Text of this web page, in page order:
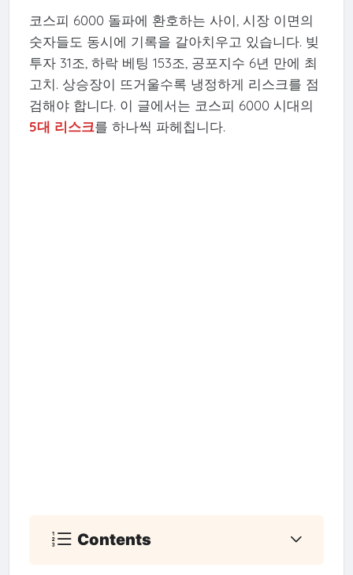
코스피 6000 돌파에 환호하는 사이, 시장 이면의
숫자들도 동시에 기록을 갈아치우고 있습니다. 빚
투자 31조, 하락 베팅 153조, 공포지수 6년 만에 최
고치. 상승장이 뜨거울수록 냉정하게 리스크를 점
검해야 합니다. 이 글에서는 코스피 6000 시대의
5대 리스크를 하나씩 파헤칩니다.
Contents